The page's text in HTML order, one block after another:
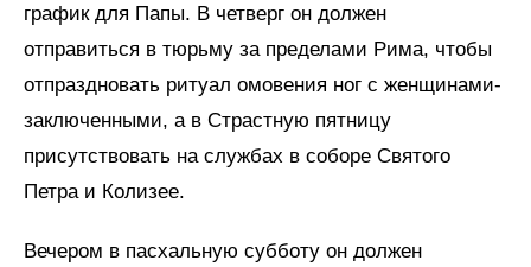
график для Папы. В четверг он должен
отправиться в тюрьму за пределами Рима, чтобы
отпраздновать ритуал омовения ног с женщинами-
заключенными, а в Страстную пятницу
присутствовать на службах в соборе Святого
Петра и Колизее.
Вечером в пасхальную субботу он должен